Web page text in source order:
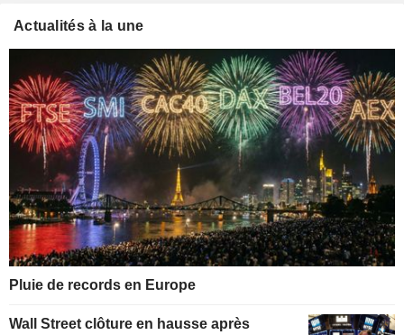
Actualités à la une
Pluie de records en Europe
Wall Street clôture en hausse après